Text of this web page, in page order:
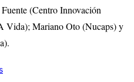
(Centro Innovación
Vida); Mariano Oto (Nucaps) y